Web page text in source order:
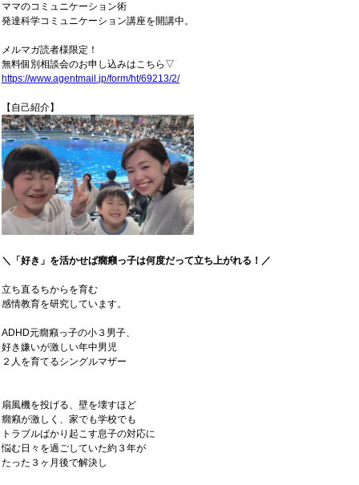
ママのコミュニケーション術
発達科学コミュニケーション講座を開講中。
メルマガ読者様限定！
無料個別相談会のお申し込みはこちら▽
https://www.agentmail.jp/form/ht/69213/2/
【自己紹介】
＼「好き」を活かせば癇癪っ子は何度だって立ち上がれる！／
立ち直るちからを育む
感情教育を研究しています。
ADHD元癇癪っ子の小３男子、
好き嫌いが激しい年中男児
２人を育てるシングルマザー
扇風機を投げる、壁を壊すほど
癇癪が激しく、家でも学校でも
トラブルばかり起こす息子の対応に
悩む日々を過ごしていた約３年が
たった３ヶ月後で解決し